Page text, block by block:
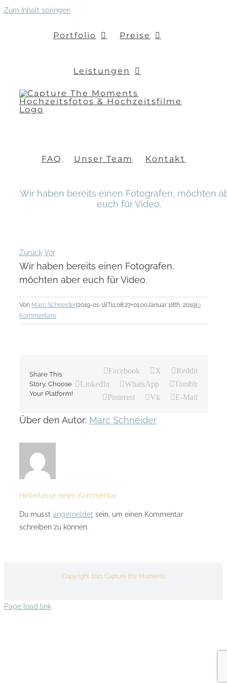
Zum Inhalt springen
Portfolio Preise
Leistungen
FAQ Unser Team Kontakt
Wir haben bereits einen Fotografen, möchten
euch für Video.
Zurück Vor
Wir haben bereits einen Fotografen,
möchten aber euch für Video.
Von Marc Schneider 2019-01-18T11:08:27+01:00Januar 18th, 2019 0
Kommentare
Share This
Story, Choose
Your Platform!
Facebook X
Reddit
LinkedIn
WhatsApp
Tumblr
Pinterest
Vk E-Mail
Über den Autor: Marc Schneider
Hinterlasse einen Kommentar
Du musst angemeldet sein, um einen Kommentar
schreiben zu können.
Copyright 2021 Capture the Moments
Page load link